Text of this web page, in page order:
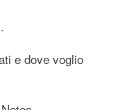
e dove voglio